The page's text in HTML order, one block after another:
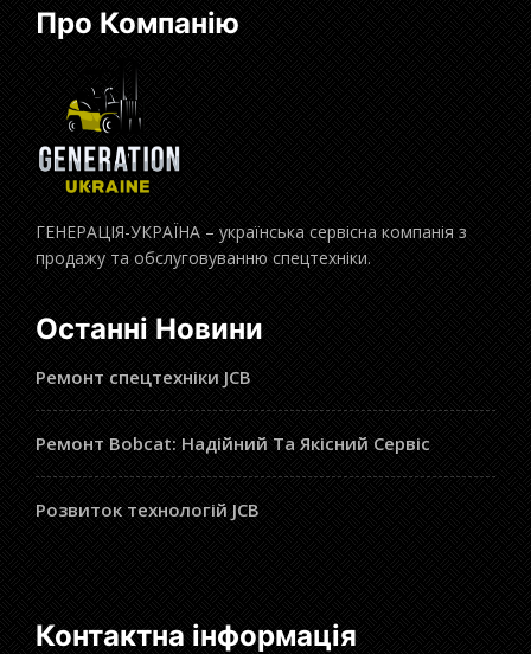
Про Компанію
ГЕНЕРАЦІЯ-УКРАЇНА – українська сервісна компанія з
продажу та обслуговуванню спецтехніки.
Останні Новини
Ремонт спецтехніки JCB
Ремонт Bobcat: Надійний Та Якісний Сервіс
Розвиток технологій JCB
Контактна інформація